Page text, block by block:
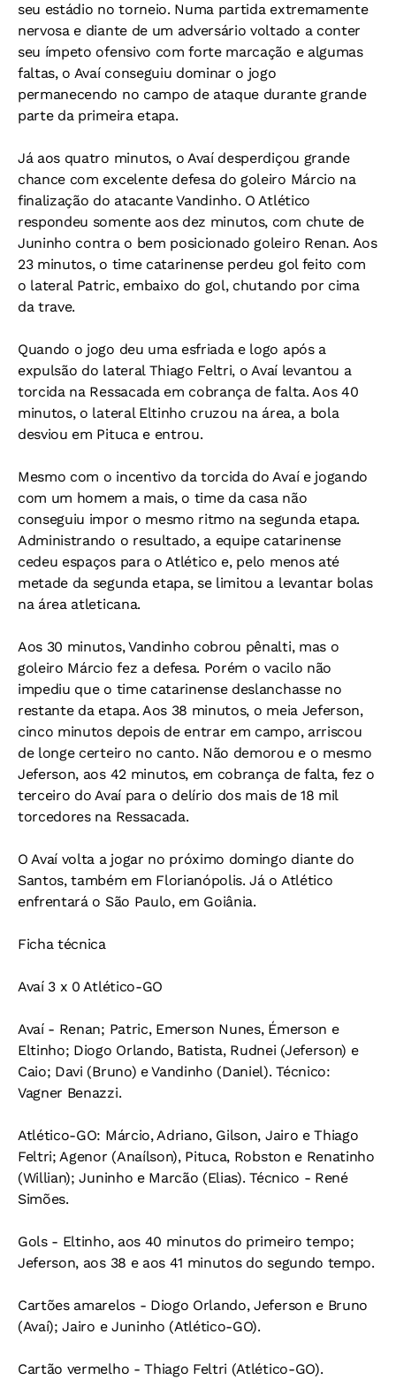
seu estádio no torneio. Numa partida extremamente
nervosa e diante de um adversário voltado a conter
seu ímpeto ofensivo com forte marcação e algumas
faltas, o Avaí conseguiu dominar o jogo
permanecendo no campo de ataque durante grande
parte da primeira etapa.
Já aos quatro minutos, o Avaí desperdiçou grande
chance com excelente defesa do goleiro Márcio na
finalização do atacante Vandinho. O Atlético
respondeu somente aos dez minutos, com chute de
Juninho contra o bem posicionado goleiro Renan. Aos
23 minutos, o time catarinense perdeu gol feito com
o lateral Patric, embaixo do gol, chutando por cima
da trave.
Quando o jogo deu uma esfriada e logo após a
expulsão do lateral Thiago Feltri, o Avaí levantou a
torcida na Ressacada em cobrança de falta. Aos 40
minutos, o lateral Eltinho cruzou na área, a bola
desviou em Pituca e entrou.
Mesmo com o incentivo da torcida do Avaí e jogando
com um homem a mais, o time da casa não
conseguiu impor o mesmo ritmo na segunda etapa.
Administrando o resultado, a equipe catarinense
cedeu espaços para o Atlético e, pelo menos até
metade da segunda etapa, se limitou a levantar bolas
na área atleticana.
Aos 30 minutos, Vandinho cobrou pênalti, mas o
goleiro Márcio fez a defesa. Porém o vacilo não
impediu que o time catarinense deslanchasse no
restante da etapa. Aos 38 minutos, o meia Jeferson,
cinco minutos depois de entrar em campo, arriscou
de longe certeiro no canto. Não demorou e o mesmo
Jeferson, aos 42 minutos, em cobrança de falta, fez o
terceiro do Avaí para o delírio dos mais de 18 mil
torcedores na Ressacada.
O Avaí volta a jogar no próximo domingo diante do
Santos, também em Florianópolis. Já o Atlético
enfrentará o São Paulo, em Goiânia.
Ficha técnica
Avaí 3 x 0 Atlético-GO
Avaí - Renan; Patric, Emerson Nunes, Émerson e
Eltinho; Diogo Orlando, Batista, Rudnei (Jeferson) e
Caio; Davi (Bruno) e Vandinho (Daniel). Técnico:
Vagner Benazzi.
Atlético-GO: Márcio, Adriano, Gilson, Jairo e Thiago
Feltri; Agenor (Anaílson), Pituca, Robston e Renatinho
(Willian); Juninho e Marcão (Elias). Técnico - René
Simões.
Gols - Eltinho, aos 40 minutos do primeiro tempo;
Jeferson, aos 38 e aos 41 minutos do segundo tempo.
Cartões amarelos - Diogo Orlando, Jeferson e Bruno
(Avaí); Jairo e Juninho (Atlético-GO).
Cartão vermelho - Thiago Feltri (Atlético-GO).